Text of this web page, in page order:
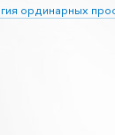
ординарных